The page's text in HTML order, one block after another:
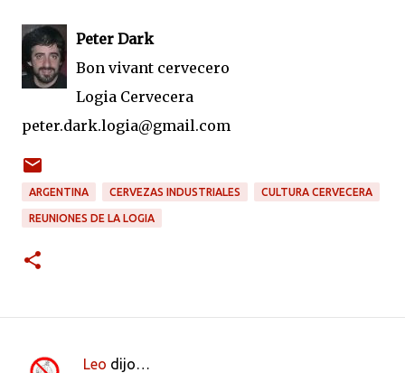
Peter Dark
Bon vivant cervecero
Logia Cervecera
peter.dark.logia@gmail.com
ARGENTINA CERVEZAS INDUSTRIALES CULTURA CERVECERA
REUNIONES DE LA LOGIA
Leo dijo…